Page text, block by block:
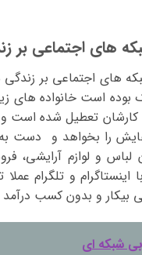
های اجتماعی بر
های اجتماعی بر زندگی
است خانواده های
تعطیل شده است
را بخواهد و دست به
لباس و لوازم آرایشی،
اینستاگرام و تلگرام
بیکار و بدون کسب
شبکه ای